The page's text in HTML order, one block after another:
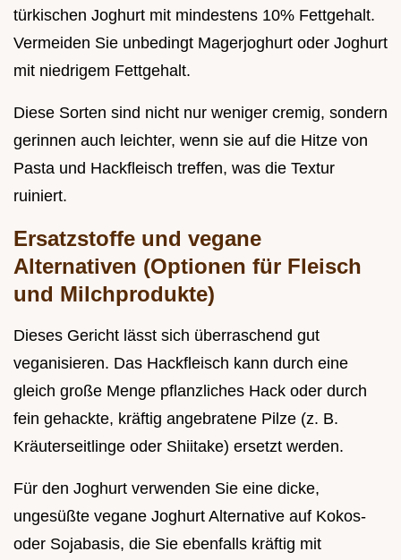
türkischen Joghurt mit mindestens 10% Fettgehalt.
Vermeiden Sie unbedingt Magerjoghurt oder Joghurt
mit niedrigem Fettgehalt.
Diese Sorten sind nicht nur weniger cremig, sondern
gerinnen auch leichter, wenn sie auf die Hitze von
Pasta und Hackfleisch treffen, was die Textur
ruiniert.
Ersatzstoffe und vegane
Alternativen (Optionen für Fleisch
und Milchprodukte)
Dieses Gericht lässt sich überraschend gut
veganisieren. Das Hackfleisch kann durch eine
gleich große Menge pflanzliches Hack oder durch
fein gehackte, kräftig angebratene Pilze (z. B.
Kräuterseitlinge oder Shiitake) ersetzt werden.
Für den Joghurt verwenden Sie eine dicke,
ungesüßte vegane Joghurt Alternative auf Kokos-
oder Sojabasis, die Sie ebenfalls kräftig mit